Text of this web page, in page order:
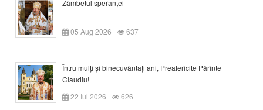
Zâmbetul speranței
05 Aug 2026 637
Întru mulți și binecuvântați ani, Preafericite Părinte
Claudiu!
22 Iul 2026
626